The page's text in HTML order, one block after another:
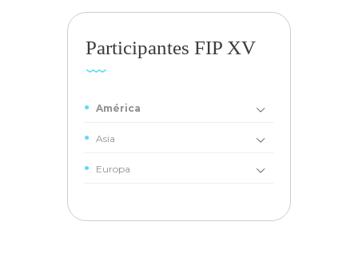
Participantes FIP XV
América
Asia
Europa